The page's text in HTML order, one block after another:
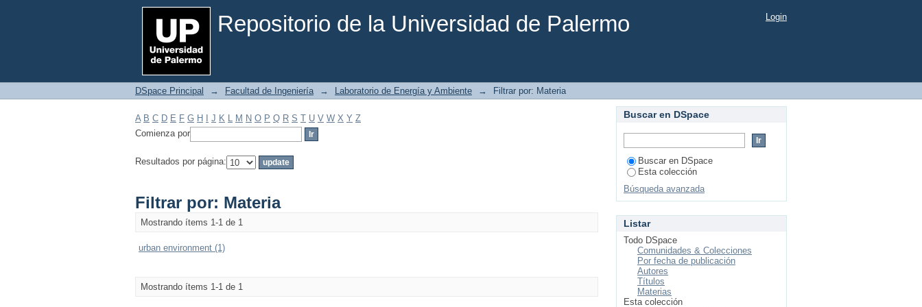
Repositorio de la Universidad de Palermo
Filtrar por: Materia Login
DSpace Principal → Facultad de Ingeniería → Laboratorio de Energía y Ambiente → Filtrar por: Materia
A B C D E F G H J K L M N O P Q R S T U V W X Y Z
Comienza por
Resultados por página:
Filtrar por: Materia
Mostrando ítems 1-1 de 1
urban environment (1)
Mostrando ítems 1-1 de 1
Buscar en DSpace
Buscar en DSpace
Esta colección
Búsqueda avanzada
Listar
Todo DSpace
Comunidades & Colecciones
Por fecha de publicación
Autores
Títulos
Materias
Esta colección